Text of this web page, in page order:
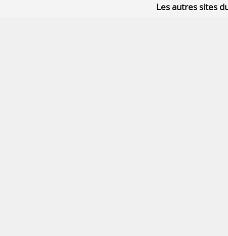
Les autres sites